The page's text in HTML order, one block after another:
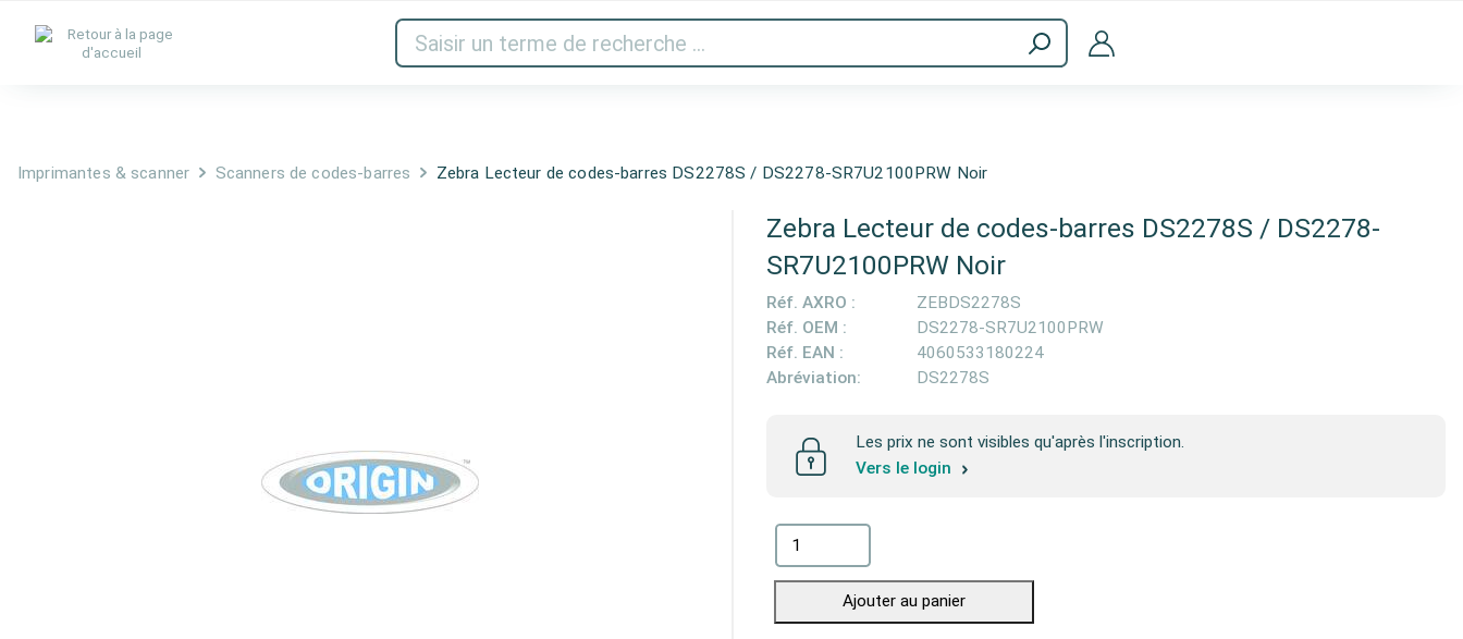
Audio et vidéo Imprimantes & scanner Appareils ménagers Accessoires informatiques
Imprimantes & scanner Scanners de codes-barres Zebra Lecteur de codes-barres DS2278S / DS2278-SR7U2100PRW Noir
Zebra Lecteur de codes-barres DS2278S / DS2278-
SR7U2100PRW Noir
Réf. AXRO :
ZEBDS2278S
Réf. OEM :
DS2278-SR7U2100PRW
Réf. EAN :
4060533180224
Abréviation:
DS2278S
Les prix ne sont visibles qu'après l'inscription.
Vers le login
Ajouter au panier